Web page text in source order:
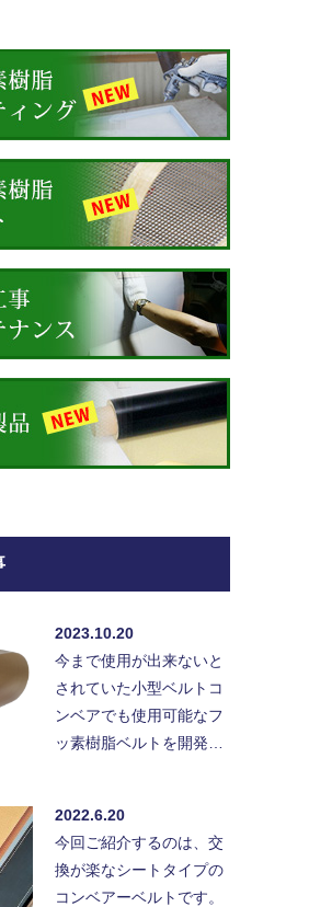
2023.10.20
今まで使用が出来ないと
されていた小型ベルトコ
ンベアでも使用可能なフ
ッ素樹脂ベルトを開発…
2022.6.20
今回ご紹介するのは、交
換が楽なシートタイプの
コンベアーベルトです。